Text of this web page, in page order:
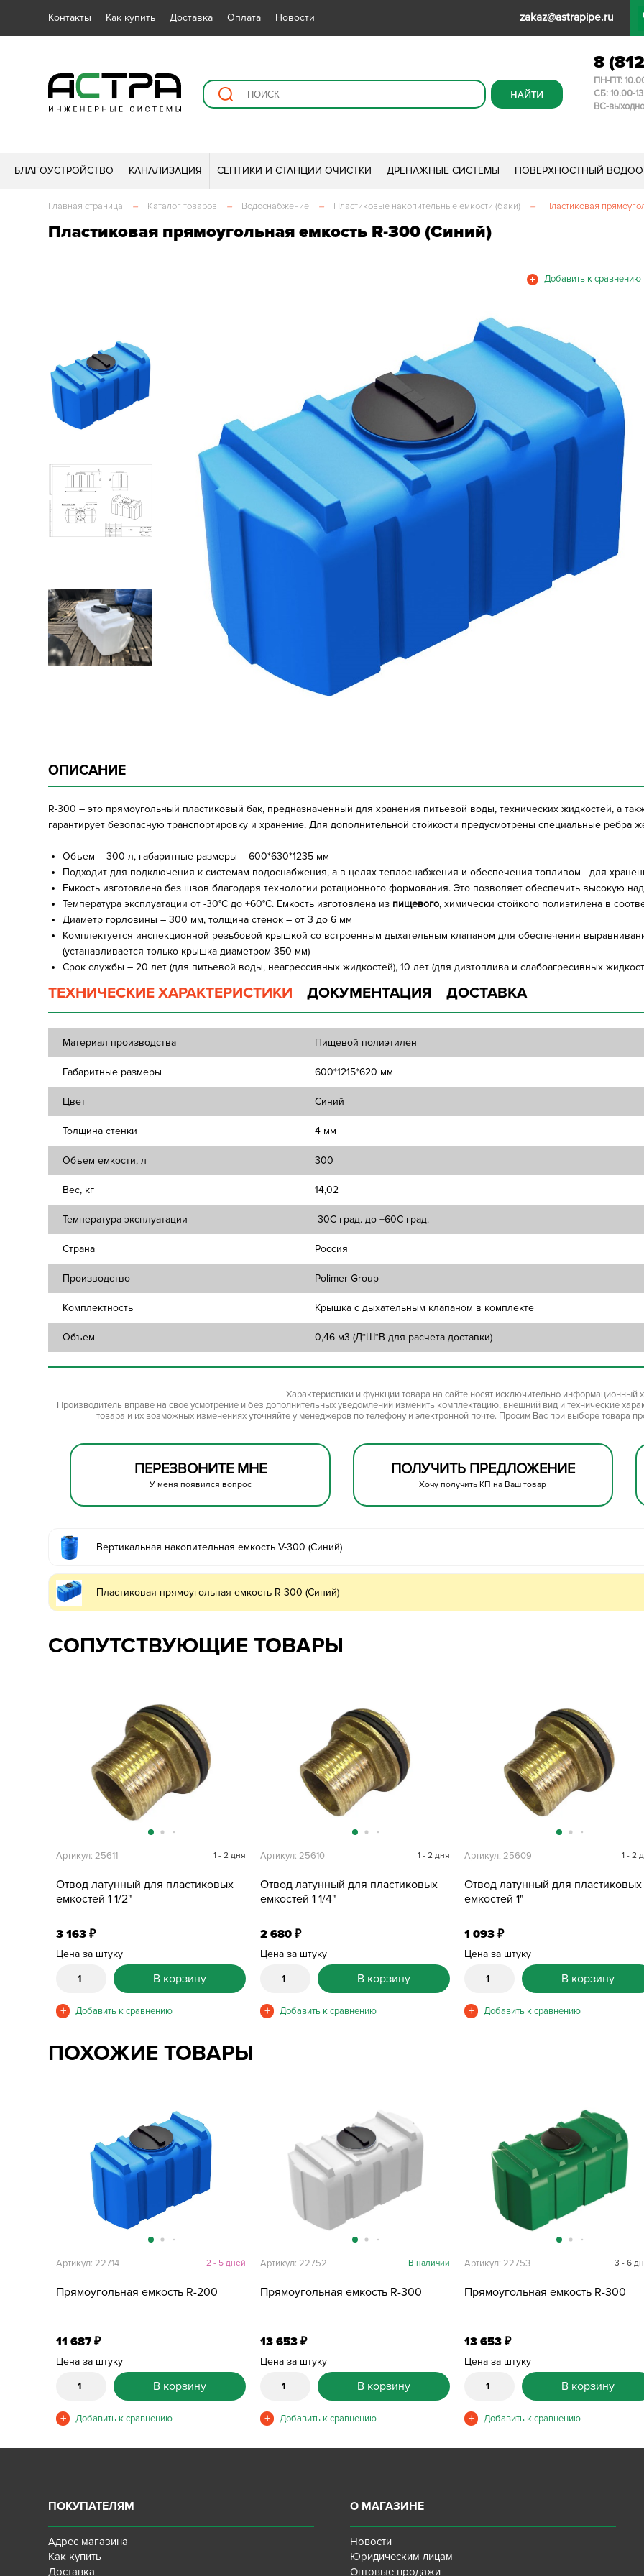
Контакты Как купить Доставка Оплата Новости zakaz@astrapipe.ru
8
ПН-ПТ:
СБ: 10.00-
ВС-
БЛАГОУСТРОЙСТВО КАНАЛИЗАЦИЯ СЕПТИКИ И СТАНЦИИ ОЧИСТКИ ДРЕНАЖНЫЕ СИСТЕМЫ ПОВЕРХНОСТНЫЙ
Главная страница – Каталог товаров – Водоснабжение – Пластиковые накопительные емкости (баки) – Пластиковая
Пластиковая прямоугольная емкость R-300 (Синий)
ОПИСАНИЕ
R-300 – это прямоугольный пластиковый бак, предназначенный для хранения питьевой воды, технических жидкостей, а
гарантирует безопасную транспортировку и хранение. Для дополнительной стойкости предусмотрены специальные ребра
Объем – 300 л, габаритные размеры – 600*630*1235 мм
Подходит для подключения к системам водоснабжения, а в целях теплоснабжения и обеспечения топливом - для
Емкость изготовлена без швов благодаря технологии ротационного формования. Это позволяет обеспечить высокую
Температура эксплуатации от -30°C до +60°C. Емкость изготовлена из пищевого, химически стойкого полиэтилена в
Диаметр горловины – 300 мм, толщина стенок – от 3 до 6 мм
Комплектуется инспекционной резьбовой крышкой со встроенным дыхательным клапаном для обеспечения
(устанавливается только крышка диаметром 350 мм)
Срок службы – 20 лет (для питьевой воды, неагрессивных жидкостей), 10 лет (для дизтоплива и слабоагресивных
ТЕХНИЧЕСКИЕ ХАРАКТЕРИСТИКИ ДОКУМЕНТАЦИЯ ДОСТАВКА
Материал производства Пищевой полиэтилен
Габаритные размеры 600*1215*620 мм
Цвет Синий
Толщина стенки 4 мм
Объем емкости, л 300
Вес, кг 14,02
Температура эксплуатации -30C град. до +60C град.
Страна Россия
Производство Polimer Group
Комплектность Крышка с дыхательным клапаном в комплекте
Объем 0,46 м3 (Д*Ш*В для расчета доставки)
Характеристики и функции товара на сайте носят исключительно информационный
Производитель вправе на свое усмотрение и без дополнительных уведомлений изменить комплектацию, внешний вид и технические
товара и их возможных изменениях уточняйте у менеджеров по телефону и электронной почте. Просим Вас при выборе товара
ПЕРЕЗВОНИТЕ МНЕ
У меня появился вопрос
ПОЛУЧИТЬ ПРЕДЛОЖЕНИЕ
Хочу получить КП на Ваш товар
Вертикальная накопительная емкость V-300 (Синий)
Пластиковая прямоугольная емкость R-300 (Синий)
СОПУТСТВУЮЩИЕ ТОВАРЫ
Отвод латунный для пластиковых
емкостей 1 1/2"
Артикул: 25611 1 - 2 дня
3 163₽
Цена за штуку
В корзину
Отвод латунный для пластиковых
емкостей 1 1/4"
Артикул: 25610 1 - 2 дня
2 680₽
Цена за штуку
В корзину
Отвод латунный для пластиковых
емкостей 1"
Артикул: 25609 1 - 2
1 093₽
Цена за штуку
В корзину
ПОХОЖИЕ ТОВАРЫ
Прямоугольная емкость R-200
Артикул: 22714 2 - 5 дней
11 687₽
Цена за штуку
В корзину
Прямоугольная емкость R-300
Артикул: 22752 В наличии
13 653₽
Цена за штуку
В корзину
Прямоугольная емкость R-300
Артикул: 22753 3 - 6
13 653₽
Цена за штуку
В корзину
ПОКУПАТЕЛЯМ
Адрес магазина
Как купить
Доставка
О МАГАЗИНЕ
Новости
Юридическим лицам
Оптовые продажи